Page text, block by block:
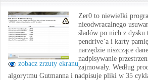
zobacz zrzuty ekranu
Zer0 to niewielki
nieodwracalnego
śladów po nich z dysku
pendrive’a i karty
narzędzie niszczące
nadpisywanie
zajmowały. Według
algorytmu Gutmanna i nadpisuje pliki w 35